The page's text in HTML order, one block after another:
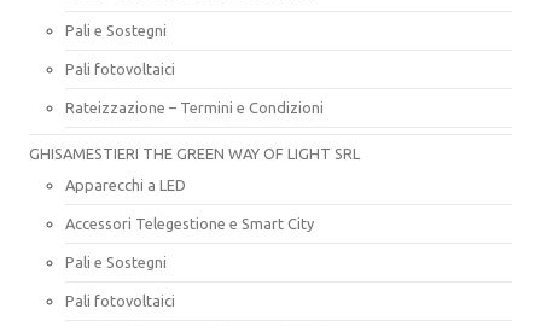
Pali e Sostegni
Pali fotovoltaici
Rateizzazione – Termini e Condizioni
GHISAMESTIERI THE GREEN WAY OF LIGHT SRL
Apparecchi a LED
Accessori Telegestione e Smart City
Pali e Sostegni
Pali fotovoltaici